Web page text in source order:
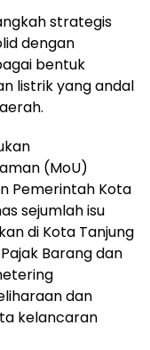
strategis
dengan
bentuk
listrik yang andal
(MoU)
Pemerintah Kota
sejumlah isu
di Kota Tanjung
Barang dan
dan
kelancaran